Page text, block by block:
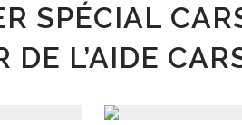
SPÉCIAL
L’AIDE